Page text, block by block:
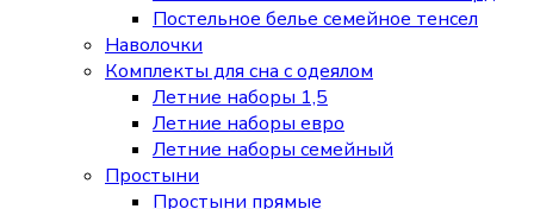
Постельное белье семейное тенсел
Наволочки
Комплекты для сна с одеялом
Летние наборы 1,5
Летние наборы евро
Летние наборы семейный
Простыни
Простыни прямые